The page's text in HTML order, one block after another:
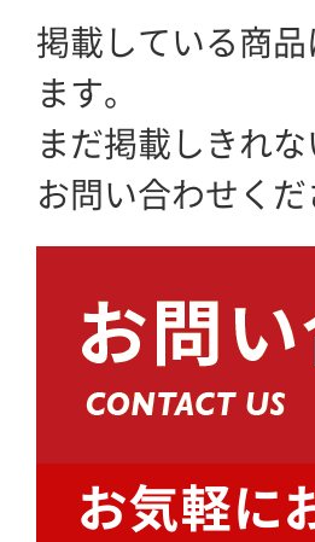
掲載している商
ます。
まだ掲載しきれ
お問い合わせくだ